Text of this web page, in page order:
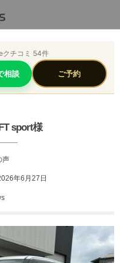
クチコミ 54件
相談 ご予約
sport様
声
年6月27日